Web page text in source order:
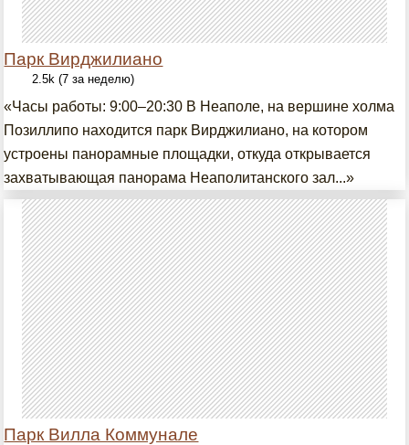
Парк Вирджилиано
2.5k (7 за неделю)
«Часы работы: 9:00–20:30 В Неаполе, на вершине холма
Позиллипо находится парк Вирджилиано, на котором
устроены панорамные площадки, откуда открывается
захватывающая панорама Неаполитанского зал...»
Парк Вилла Коммунале